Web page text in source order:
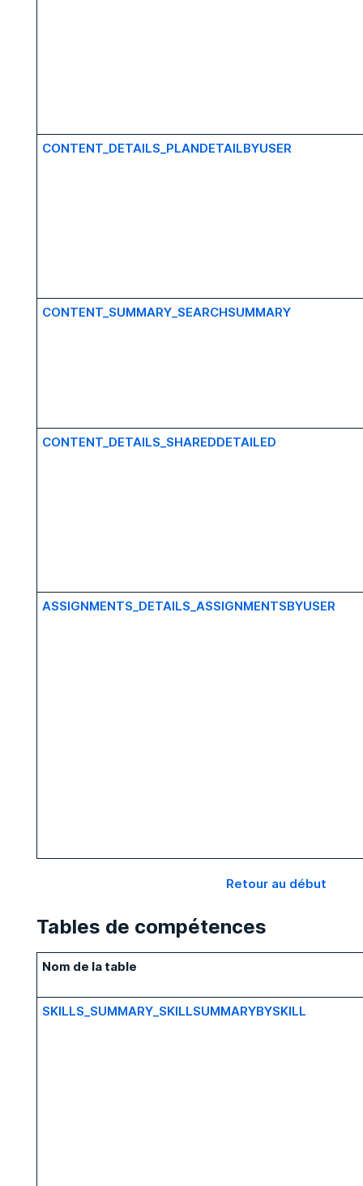
CONTENT_DETAILS_PLANDETAILBYUSER
CONTENT_SUMMARY_SEARCHSUMMARY
CONTENT_DETAILS_SHAREDDETAILED
ASSIGNMENTS_DETAILS_ASSIGNMENTSBYUSER
Retour au début
Tables de compétences
Nom de la table
SKILLS_SUMMARY_SKILLSUMMARYBYSKILL